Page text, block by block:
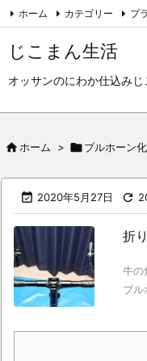
じこまん生活
オッサンのにわか仕込みじ
ホーム カテゴリー プ
Feedly
 ホーム > ブルホーン化
 2020年5月27日 
折
牛の
ブ